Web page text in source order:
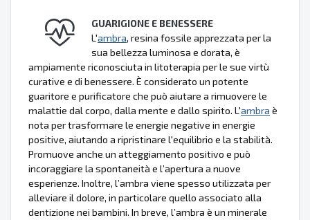
GUARIGIONE E BENESSERE
L'ambra, resina fossile apprezzata per la
sua bellezza luminosa e dorata, è
ampiamente riconosciuta in litoterapia per le sue virtù
curative e di benessere. È considerato un potente
guaritore e purificatore che può aiutare a rimuovere le
malattie dal corpo, dalla mente e dallo spirito. L'ambra è
nota per trasformare le energie negative in energie
positive, aiutando a ripristinare l'equilibrio e la stabilità.
Promuove anche un atteggiamento positivo e può
incoraggiare la spontaneità e l’apertura a nuove
esperienze. Inoltre, l’ambra viene spesso utilizzata per
alleviare il dolore, in particolare quello associato alla
dentizione nei bambini. In breve, l’ambra è un minerale